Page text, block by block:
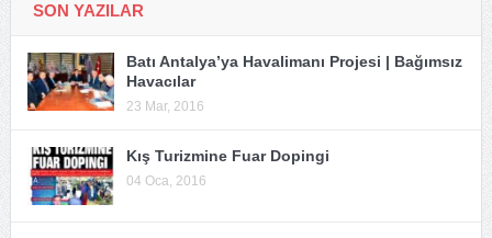
SON YAZILAR
Batı Antalya’ya Havalimanı Projesi | Bağımsız
Havacılar
23 Mar, 2016
Kış Turizmine Fuar Dopingi
04 Oca, 2016